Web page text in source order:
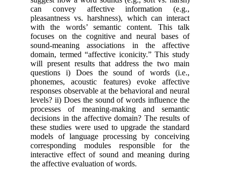
can convey affective information (e.g.,
pleasantness vs. harshness), which can interact
with the words’ semantic content. This talk
focuses on the cognitive and neural bases of
sound-meaning associations in the affective
domain, termed “affective iconicity.” This study
will present results that address the two main
questions i) Does the sound of words (i.e.,
phonemes, acoustic features) evoke affective
responses observable at the behavioral and neural
levels? ii) Does the sound of words influence the
processes of meaning-making and semantic
decisions in the affective domain? The results of
these studies were used to upgrade the standard
models of language processing by conceiving
corresponding modules responsible for the
interactive effect of sound and meaning during
the affective evaluation of words.